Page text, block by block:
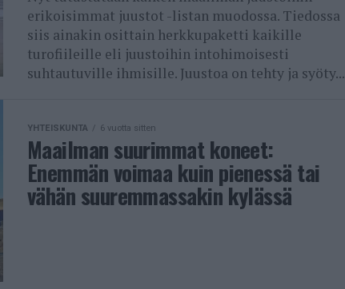
erikoisimmat juustot -listan muodossa. Tiedossa
siis ainakin osittain herkkupaketti kaikille
turofiileille eli juustoihin intohimoisesti
suhtautuville ihmisille. Juustoa on tehty ja syöty...
YHTEISKUNTA 6 vuotta sitten
Maailman suurimmat koneet:
Enemmän voimaa kuin pienessä tai
vähän suuremmassakin kylässä